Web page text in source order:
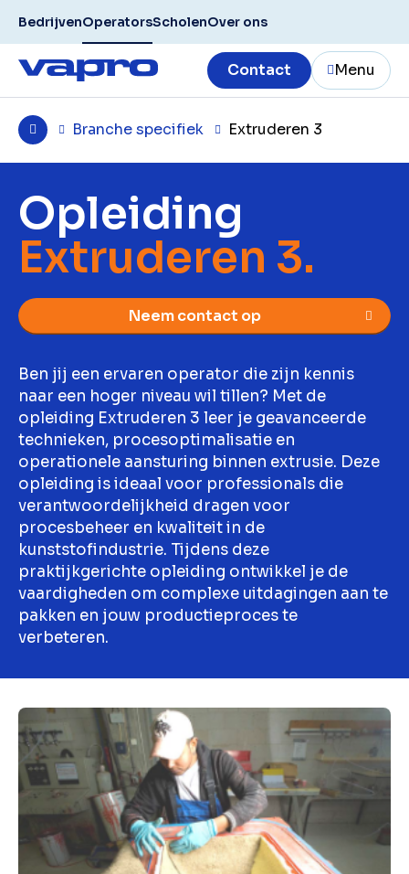
BedrijvenOperatorsScholenOver ons
Contact Menu
Opleiding
Extruderen 3.
Neem contact op
Ben jij een ervaren operator die zijn kennis
naar een hoger niveau wil tillen? Met de
opleiding Extruderen 3 leer je geavanceerde
technieken, procesoptimalisatie en
operationele aansturing binnen extrusie. Deze
opleiding is ideaal voor professionals die
verantwoordelijkheid dragen voor
procesbeheer en kwaliteit in de
kunststofindustrie. Tijdens deze
praktijkgerichte opleiding ontwikkel je de
vaardigheden om complexe uitdagingen aan te
pakken en jouw productieproces te
verbeteren.
Branche specifiek Extruderen 3